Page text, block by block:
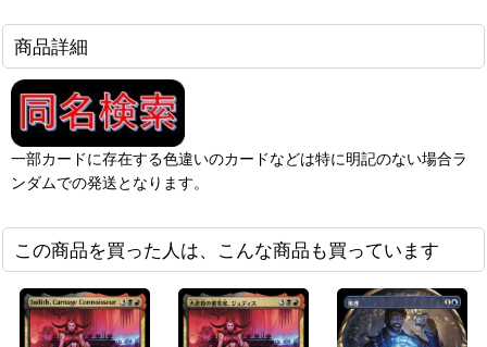
商品詳細
一部カードに存在する色違いのカードなどは特に明記のない場合ラ
ンダムでの発送となります。
この商品を買った人は、こんな商品も買っています